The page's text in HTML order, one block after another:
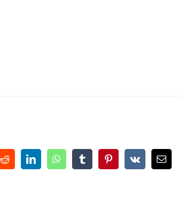
RedditLinkedInWhatsAppTumblrPinterest
Vk Email